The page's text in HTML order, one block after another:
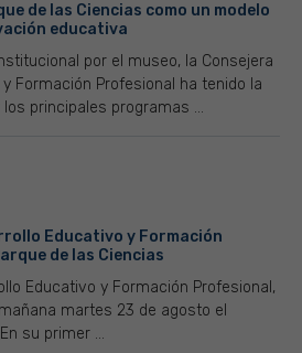
de las Ciencias como un modelo
educativa
por el museo, la Consejera
Formación Profesional ha tenido la
principales programas ...
Educativo y Formación
de las Ciencias
Educativo y Formación Profesional,
martes 23 de agosto el
su primer ...